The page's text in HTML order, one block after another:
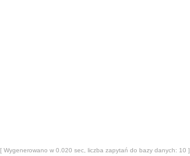
[ Wygenerowano w 0.020 sec, liczba zapytań do bazy danych: 10 ]